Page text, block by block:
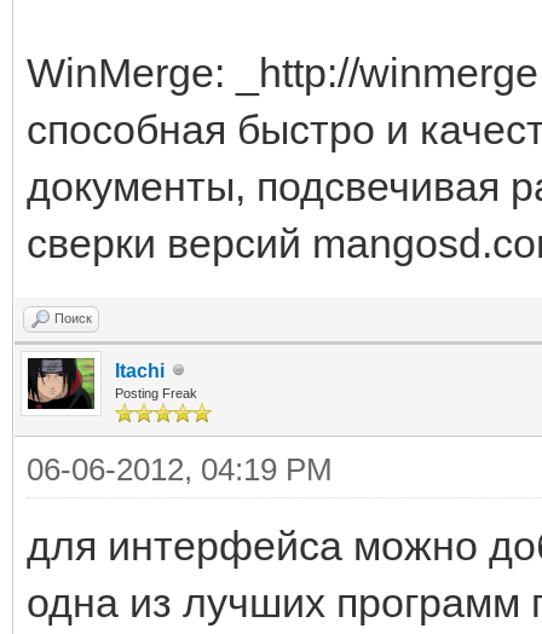
WinMerge: _http://
способная быстро и
документы, подсвечивая
сверки версий
Поиск
Itachi
Posting Freak
06-06-2012, 04:19 PM
для интерфейса можно
одна из лучших программ